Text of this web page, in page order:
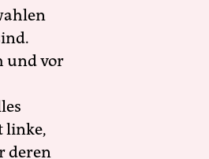
und vor
linke,
deren